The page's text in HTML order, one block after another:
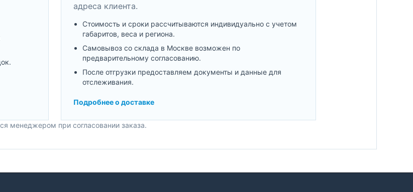
адреса клиента.
Стоимость и сроки рассчитываются индивидуально с учетом
габаритов, веса и региона.
Самовывоз со склада в Москве возможен по
предварительному согласованию.
После отгрузки предоставляем документы и данные для
отслеживания.
Подробнее о доставке
менеджером при согласовании заказа.